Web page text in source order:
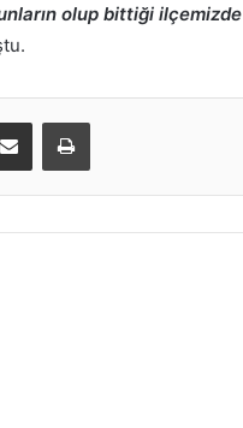
olup bittiği ilçemizde
E-Posta ile paylaş Yazdır